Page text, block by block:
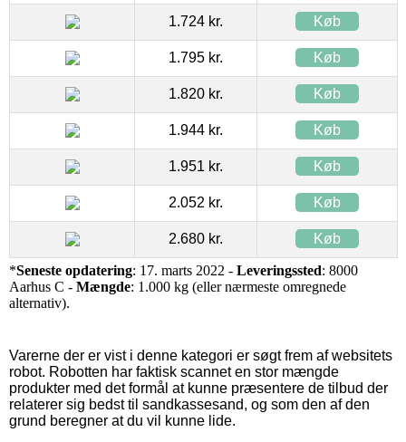
1.724 kr. Køb
1.795 kr. Køb
1.820 kr. Køb
1.944 kr. Køb
1.951 kr. Køb
2.052 kr. Køb
2.680 kr. Køb
*Seneste opdatering: 17. marts 2022 - Leveringssted: 8000
Aarhus C - Mængde: 1.000 kg (eller nærmeste omregnede
alternativ).
Varerne der er vist i denne kategori er søgt frem af websitets
robot. Robotten har faktisk scannet en stor mængde
produkter med det formål at kunne præsentere de tilbud der
relaterer sig bedst til sandkassesand, og som den af den
grund beregner at du vil kunne lide.